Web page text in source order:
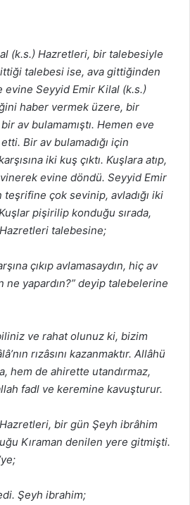
(k.s.) Hazretleri, bir talebesiyle
talebesi ise, ava gittiğinden
evine Seyyid Emir Kilal (k.s.)
haber vermek üzere, bir
av bulamamıştı. Hemen eve
Bir av bulamadığı için
iki kuş çıktı. Kuşlara atıp,
evine döndü. Seyyid Emir
çok sevinip, avladığı iki
pişirilip konduğu sırada,
talebesine;
çıkıp avlamasaydın, hiç av
yapardın?” deyip talebelerine
ve rahat olunuz ki, bizim
rızâsını kazanmaktır. Allâhü
hem de ahirette utandırmaz,
fadl ve keremine kavuşturur.
bir gün Şeyh ibrâhim
Kıraman denilen yere gitmişti.
Şeyh ibrahim;